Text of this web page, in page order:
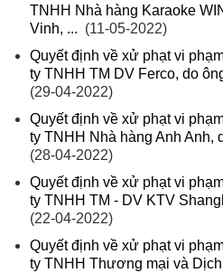
TNHH Nhà hàng Karaoke
Vinh, ... (11-05-2022)
Quyết định về xử phạt vi
ty TNHH TM DV Ferco, do
(29-04-2022)
Quyết định về xử phạt vi
ty TNHH Nhà hàng Anh Anh,
(28-04-2022)
Quyết định về xử phạt vi
ty TNHH TM - DV KTV
(22-04-2022)
Quyết định về xử phạt vi
ty TNHH Thương mại và